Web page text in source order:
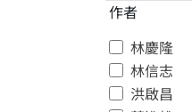
作者
林慶隆
林信志
洪啟昌